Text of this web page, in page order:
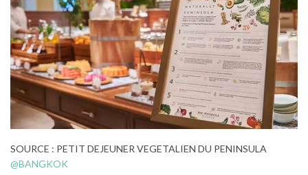
SOURCE : PETIT DEJEUNER VEGETALIEN DU PENINSULA
@BANGKOK